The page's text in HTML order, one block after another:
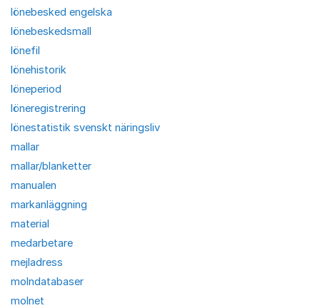
lönebesked engelska
lönebeskedsmall
lönefil
lönehistorik
löneperiod
löneregistrering
lönestatistik svenskt näringsliv
mallar
mallar/blanketter
manualen
markanläggning
material
medarbetare
mejladress
molndatabaser
molnet